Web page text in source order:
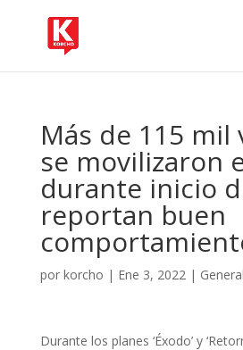
Más de 115 mil
se movilizaron
durante inicio
reportan buen
por korcho | Ene 3, 2022| General
Durante los planes ‘Éxodo’ y